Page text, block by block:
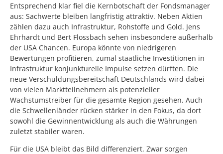
Entsprechend klar fiel die Kernbotschaft der Fondsmanager
aus: Sachwerte bleiben langfristig attraktiv. Neben Aktien
zählen dazu auch Infrastruktur, Rohstoffe und Gold. Jens
Ehrhardt und Bert Flossbach sehen insbesondere außerhalb
der USA Chancen. Europa könnte von niedrigeren
Bewertungen profitieren, zumal staatliche Investitionen in
Infrastruktur konjunkturelle Impulse setzen dürften. Die
neue Verschuldungsbereitschaft Deutschlands wird dabei
von vielen Marktteilnehmern als potenzieller
Wachstumstreiber für die gesamte Region gesehen. Auch
die Schwellenländer rücken stärker in den Fokus, da dort
sowohl die Gewinnentwicklung als auch die Währungen
zuletzt stabiler waren.
Für die USA bleibt das Bild differenziert. Zwar sorgen